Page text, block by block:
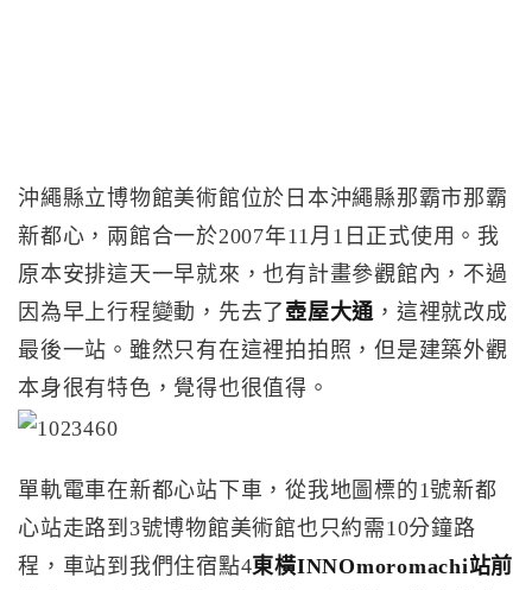
沖繩縣立博物館美術館位於日本沖繩縣那霸市那霸
新都心，兩館合一於2007年11月1日正式使用。我
原本安排這天一早就來，也有計畫參觀館內，不過
因為早上行程變動，先去了壺屋大通 ，這裡就改成
最後一站。雖然只有在這裡拍拍照，但是建築外觀
本身很有特色，覺得也很值得。
單軌電車在新都心站下車，從我地圖標的1號新都
心站走路到3號博物館美術館也只約需10分鐘路
程，車站到我們住宿點4東橫INNOmoromachi站前